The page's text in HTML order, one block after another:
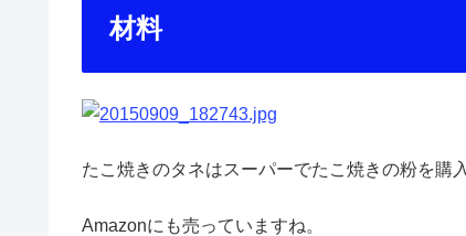
材料
たこ焼きのタネはスーパーでたこ焼きの粉を購
Amazonにも売っていますね。